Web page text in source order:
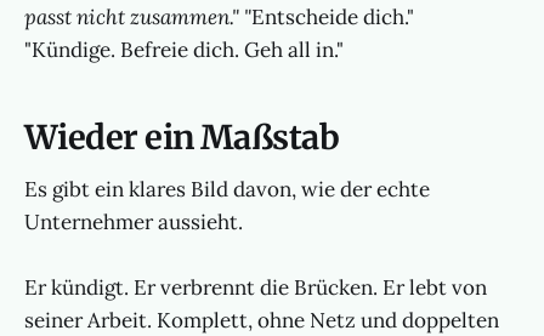
passt nicht zusammen." "Entscheide dich."
"Kündige. Befreie dich. Geh all in."
Wieder ein Maßstab
Es gibt ein klares Bild davon, wie der echte
Unternehmer aussieht.
Er kündigt. Er verbrennt die Brücken. Er lebt von
seiner Arbeit. Komplett, ohne Netz und doppelten